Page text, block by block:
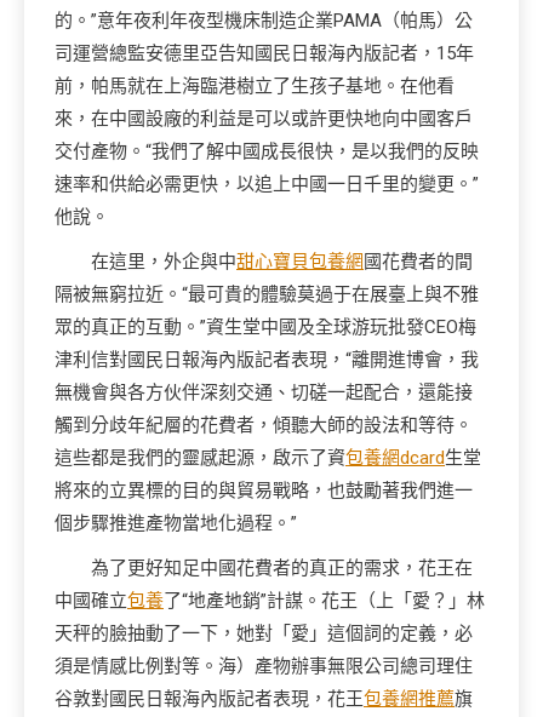
的。”意年夜利年夜型機床制造企業PAMA（帕馬）公
司運營總監安德里亞告知國民日報海內版記者，15年
前，帕馬就在上海臨港樹立了生孩子基地。在他看
來，在中國設廠的利益是可以或許更快地向中國客戶
交付產物。“我們了解中國成長很快，是以我們的反映
速率和供給必需更快，以追上中國一日千里的變更。”
他說。
在這里，外企與中甜心寶貝包養網 國花費者的間
隔被無窮拉近。“最可貴的體驗莫過于在展臺上與不雅
眾的真正的互動。”資生堂中國及全球游玩批發CEO梅
津利信對國民日報海內版記者表現，“離開進博會，我
無機會與各方伙伴深刻交通、切磋一起配合，還能接
觸到分歧年紀層的花費者，傾聽大師的設法和等待。
這些都是我們的靈感起源，啟示了資包養網dcard生堂
將來的立異標的目的與貿易戰略，也鼓勵著我們進一
個步驟推進產物當地化過程。”
為了更好知足中國花費者的真正的需求，花王在
中國確立包養了“地產地銷”計謀。花王（上「愛？」林
天秤的臉抽動了一下，她對「愛」這個詞的定義，必
須是情感比例對等。海）產物辦事無限公司總司理住
谷敦對國民日報海內版記者表現，花王包養網推薦旗